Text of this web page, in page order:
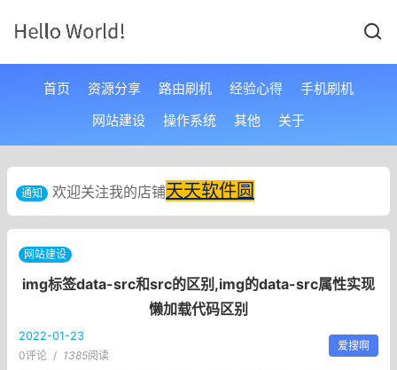
首页 资源分享 路由刷机 经验心得
手机刷机
网站建设
操作系统 其他 关于
通知 欢迎关注我的店铺天天软件圆
网站建设
img标签data-src和src的区别,img的data-src属性实现
懒加载代码区别
2022-01-23
0评论 / 1385阅读
爱搜啊